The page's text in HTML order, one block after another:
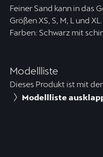
Feiner Sand kann in das
Größen XS, S, M, L und XL.
Farben: Schwarz mit
Modellliste
Dieses Produkt ist mit
Modellliste